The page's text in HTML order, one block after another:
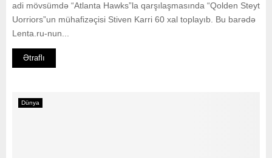
adi mövsümdə “Atlanta Hawks”la qarşılaşmasında “Qolden Steyt
Uorriors”un mühafizəçisi Stiven Karri 60 xal toplayıb. Bu barədə
Lenta.ru-nun...
Ətraflı
Dünya